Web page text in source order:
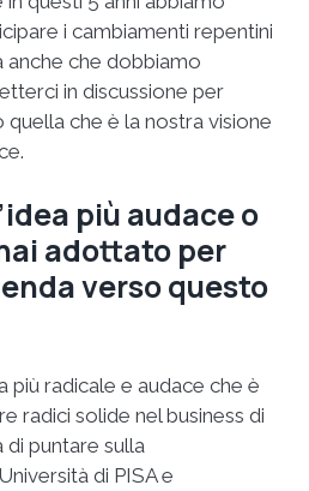
i cambiamenti repentini
anche che dobbiamo
in discussione per
che è la nostra visione
più audace o
adottato per
verso questo
più radicale e audace che è
radici solide nel business di
puntare sulla
di PISA e